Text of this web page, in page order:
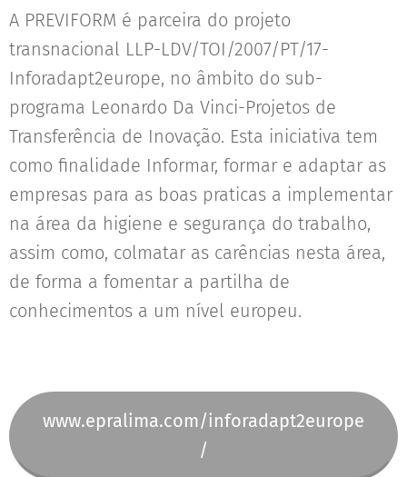
A PREVIFORM é parceira do projeto
transnacional LLP-LDV/TOI/2007/PT/17-
Inforadapt2europe, no âmbito do sub-
programa Leonardo Da Vinci-Projetos de
Transferência de Inovação. Esta iniciativa tem
como finalidade Informar, formar e adaptar as
empresas para as boas praticas a implementar
na área da higiene e segurança do trabalho,
assim como, colmatar as carências nesta área,
de forma a fomentar a partilha de
conhecimentos a um nível europeu.
www.epralima.com/inforadapt2europe
/